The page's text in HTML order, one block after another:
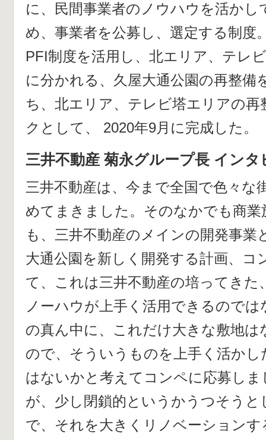
に、民間事業者のノウハウを活かし
め、事業者を公募し、選定する制度
PFI制度を活用し、北エリア、テレ
に分かれる、久屋大通公園の再整備
ち、北エリア、テレビ塔エリアの再
クとして、 2020年9月に完成した。
三井不動産 菊永グループ長 インタ
三井不動産は、今まで全国で色々な
めてまきました。そのなかでも商
も、三井不動産のメインの開発事業
大通公園を新しく開発する計画、コ
て、これは三井不動産の培ってき
ノーハウが上手く活用できるので
の真ん中に、これだけ大きな敷地
ので、そういうものを上手く活か
はないかと考えてコンペに応募しま
が、少し閉鎖的というかうつそう
で、それを大きくリノベーション